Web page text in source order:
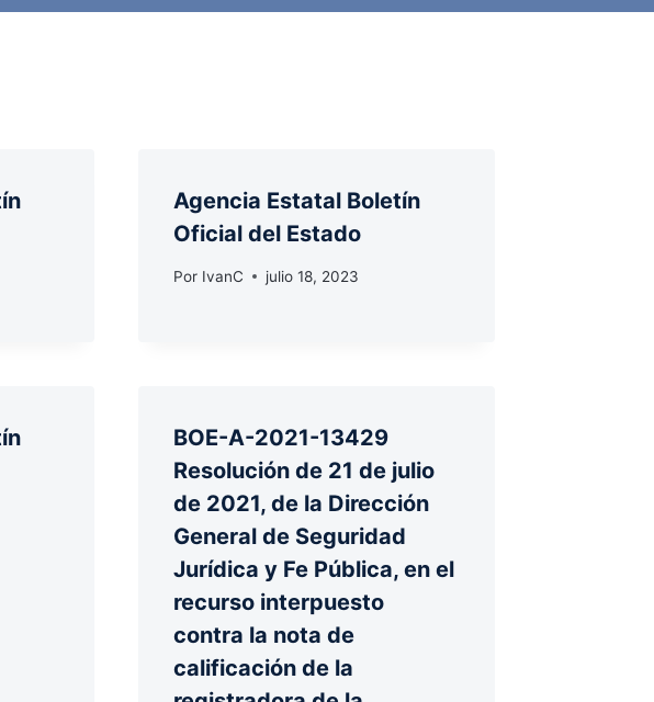
Agencia Estatal Boletín
Oficial del Estado
Por IvanC julio 18, 2023
BOE-A-2021-13429
Resolución de 21 de julio
de 2021, de la Dirección
General de Seguridad
Jurídica y Fe Pública, en el
recurso interpuesto
contra la nota de
calificación de la